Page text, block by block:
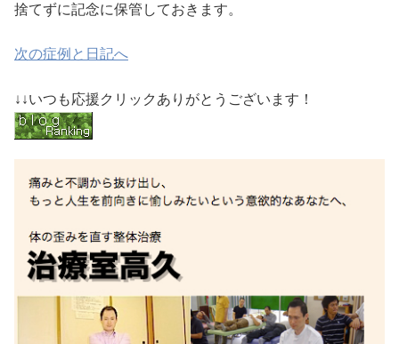
捨てずに記念に保管しておきます。
次の症例と日記へ
↓↓いつも応援クリックありがとうございます！